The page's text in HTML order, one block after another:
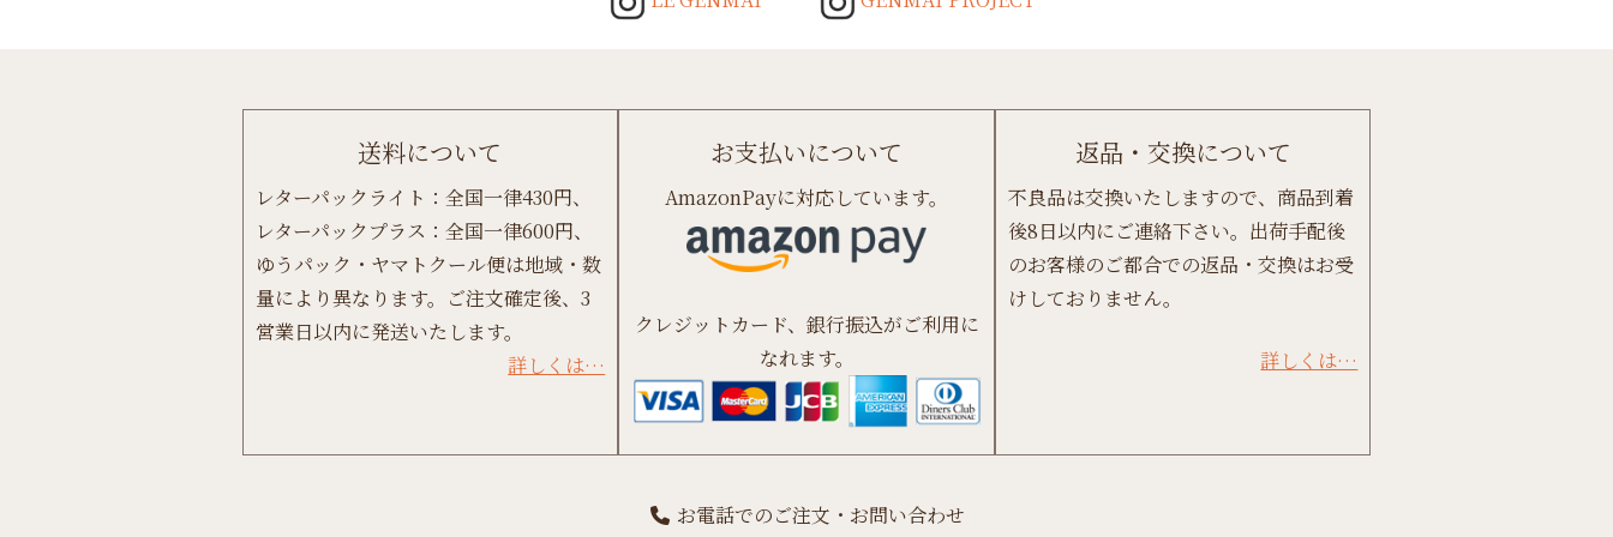
送料について
レターパックライト：全国一律430円、
レターパックプラス：全国一律600円、
ゆうパック・ヤマトクール便は地域・数
量により異なります。ご注文確定後、3
営業日以内に発送いたします。
詳しくは…
お支払いについて
AmazonPayに対応しています。
クレジットカード、銀行振込がご利用に
なれます。
返品・交換について
不良品は交換いたしますので、商品到着
後8日以内にご連絡下さい。出荷手配後
のお客様のご都合での返品・交換はお受
けしておりません。
詳しくは…
お電話でのご注文・お問い合わせ